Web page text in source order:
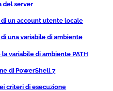
del server
un account utente locale
una variabile di ambiente
variabile di ambiente PATH
di PowerShell 7
criteri di esecuzione